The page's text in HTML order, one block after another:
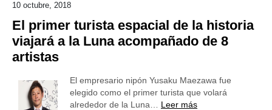
10 octubre, 2018
El primer turista espacial de la historia
viajará a la Luna acompañado de 8
artistas
El empresario nipón Yusaku Maezawa fue
elegido como el primer turista que volará
alrededor de la Luna… Leer más